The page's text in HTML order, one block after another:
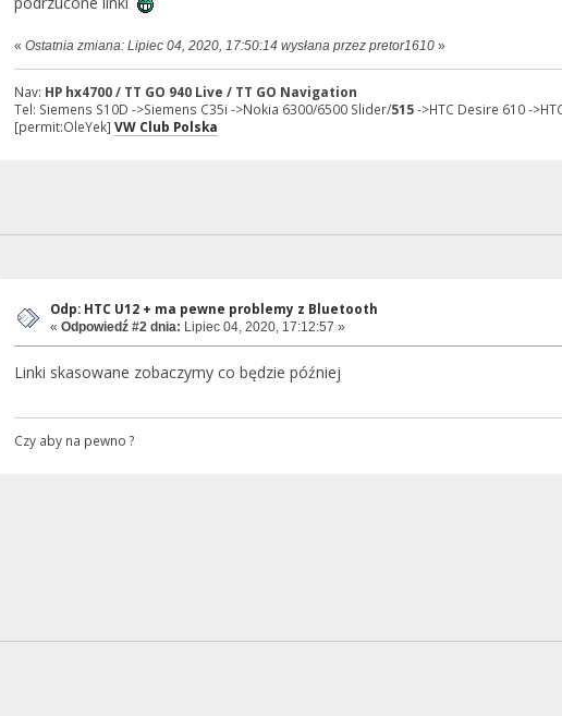
« Ostatnia zmiana: Lipiec 04, 2020, 17:50:14 wysłana przez pretor1610»
Nav: HP hx4700 / TT GO 940 Live / TT GO Navigation
Tel: Siemens S10D ->Siemens C35i ->Nokia 6300/6500 Slider/515->HTC Desire 610 -
[permit:OleYek] VW Club Polska
Odp: HTC U12 + ma pewne problemy z Bluetooth
« Odpowiedź #2 dnia: Lipiec 04, 2020, 17:12:57 »
Linki skasowane zobaczymy co będzie później
Czy aby na pewno ?